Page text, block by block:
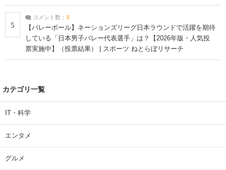
5
コメント数： 3
【バレーボール】ネーションズリーグ日本ラウンドで活躍を期待
している「日本男子バレー代表選手」は？【2026年版・人気投
票実施中】（投票結果） | スポーツ ねとらぼリサーチ
カテゴリ一覧
IT・科学
エンタメ
グルメ